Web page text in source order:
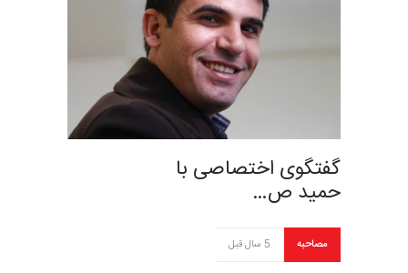
گفتگوی اختصاصی با
حمید ص…
مصاحبه 5 سال قبل